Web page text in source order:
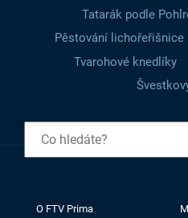
Tatarák podle
Pěstování lichořeřišnice
Tvarohové knedlíky
O FTV Prima